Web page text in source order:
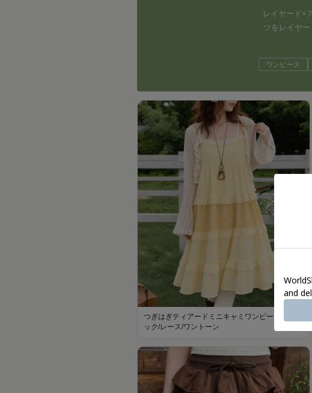
レイヤード×
ツをレイヤ
ワンピース
つぎはぎティアードミニキャミワンピース/チェ
ック/レース/ワントーン